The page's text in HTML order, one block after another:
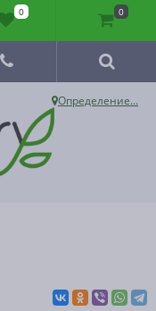
Определение...
0 0